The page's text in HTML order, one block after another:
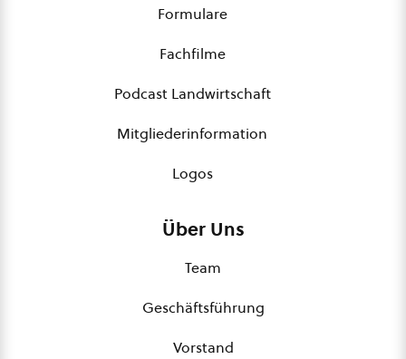
Formulare
Fachfilme
Podcast Landwirtschaft
Mitgliederinformation
Logos
Über Uns
Team
Geschäftsführung
Vorstand